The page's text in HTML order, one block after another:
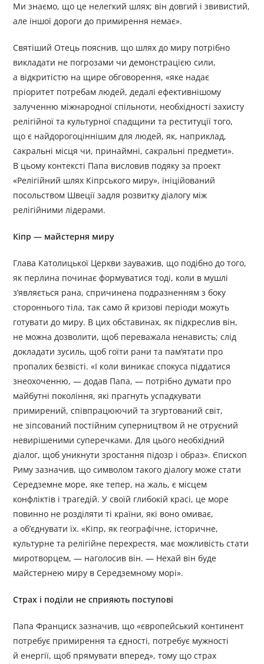
Ми знаємо, що це нелегкий шлях; він довгий і звивистий,
але іншої дороги до примирення немає».
Святіший Отець пояснив, що шлях до миру потрібно
викладати не погрозами чи демонстрацією сили,
а відкритістю на щире обговорення, «яке надає
пріоритет потребам людей, дедалі ефективнішому
залученню міжнародної спільноти, необхідності захисту
релігійної та культурної спадщини та реституції того,
що є найдорогоціннішим для людей, як, наприклад,
сакральні місця чи, принаймні, сакральні предмети».
В цьому контексті Папа висловив подяку за проект
«Релігійний шлях Кіпрського миру», ініційований
посольством Швеції задля розвитку діалогу між
релігійними лідерами.
Кіпр — майстерня миру
Глава Католицької Церкви зауважив, що подібно до того,
як перлина починає формуватися тоді, коли в мушлі
з’являється рана, спричинена подразненням з боку
стороннього тіла, так само й кризові періоди можуть
готувати до миру. В цих обставинах, як підкреслив він,
не можна дозволити, щоб переважала ненависть; слід
докладати зусиль, щоб гоїти рани та пам’ятати про
пропалих безвісті. «І коли виникає спокуса піддатися
знеохоченню, — додав Папа, — потрібно думати про
майбутні покоління, які прагнуть успадкувати
примирений, співпрацюючий та згуртований світ,
не зіпсований постійним суперництвом й не отруєний
невирішеними суперечками. Для цього необхідний
діалог, щоб уникнути зростання підозр і образ». Єпископ
Риму зазначив, що символом такого діалогу може стати
Середземне море, яке тепер, на жаль, є місцем
конфліктів і трагедій. У своїй глибокій красі, це море
повинно не розділяти ті країни, які воно омиває,
а об’єднувати їх. «Кіпр, як географічне, історичне,
культурне та релігійне перехрестя, має можливість стати
миротворцем, — наголосив він. — Нехай він буде
майстернею миру в Середземному морі».
Страх і поділи не сприяють поступові
Папа Франциск зазначив, що «європейський континент
потребує примирення та єдності, потребує мужності
й енергії, щоб прямувати вперед», тому що страх